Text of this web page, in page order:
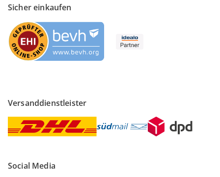
Sicher einkaufen
Versanddienstleister
Social Media